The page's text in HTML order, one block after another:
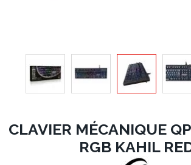
CLAVIER MÉCANIQUE
RGB KAHIL